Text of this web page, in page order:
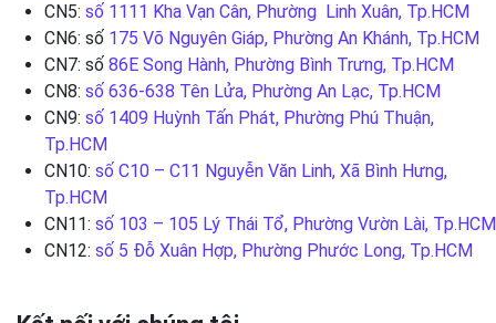
CN5: số 1111 Kha Vạn Cân, Phường Linh Xuân, Tp.HCM
CN6: số 175 Võ Nguyên Giáp, Phường An Khánh, Tp.HCM
CN7: số 86E Song Hành, Phường Bình Trưng, Tp.HCM
CN8: số 636-638 Tên Lửa, Phường An Lạc, Tp.HCM
CN9: số 1409 Huỳnh Tấn Phát, Phường Phú Thuận,
Tp.HCM
CN10: số C10 – C11 Nguyễn Văn Linh, Xã Bình Hưng,
Tp.HCM
CN11: số 103 – 105 Lý Thái Tổ, Phường Vườn Lài, Tp.HCM
CN12: số 5 Đỗ Xuân Hợp, Phường Phước Long, Tp.HCM